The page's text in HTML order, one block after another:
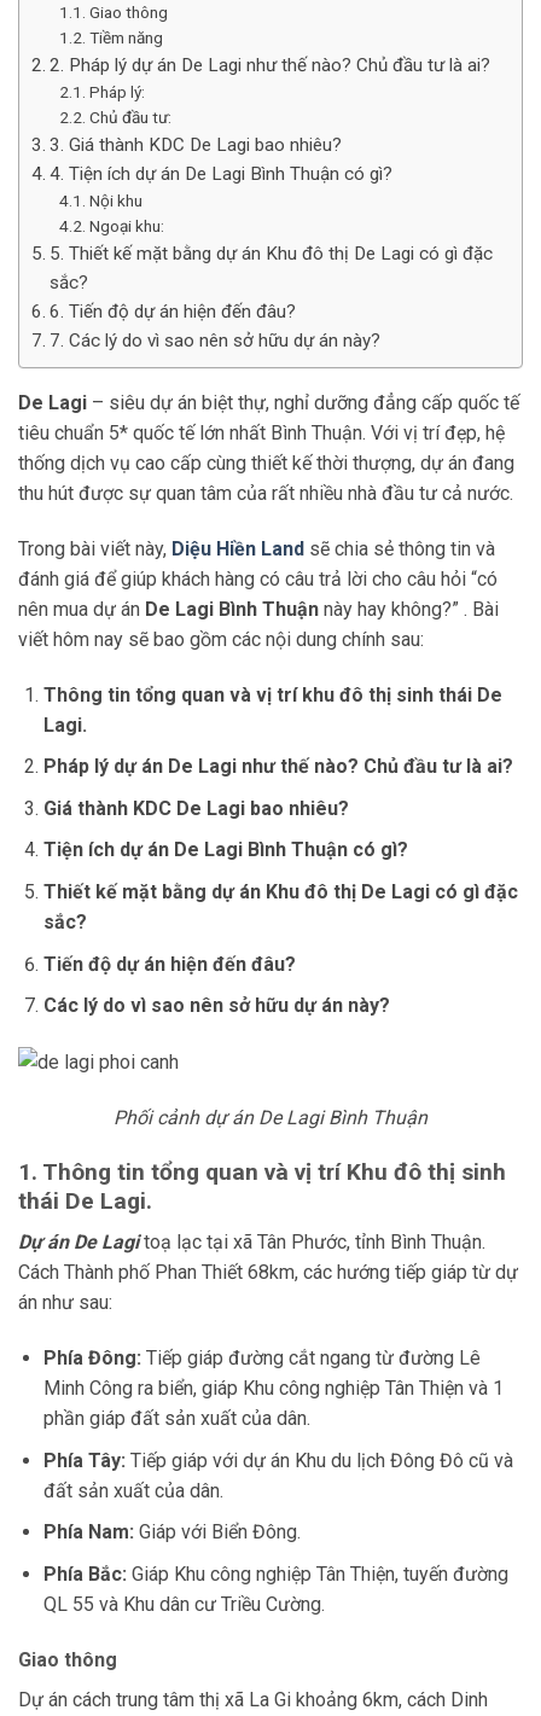
Giao thông
Tiềm năng
2. Pháp lý dự án De Lagi như thế nào? Chủ đầu tư là ai?
Pháp lý:
Chủ đầu tư:
3. Giá thành KDC De Lagi bao nhiêu?
4. Tiện ích dự án De Lagi Bình Thuận có gì?
Nội khu
Ngoại khu:
5. Thiết kế mặt bằng dự án Khu đô thị De Lagi có gì đặc
sắc?
6. Tiến độ dự án hiện đến đâu?
7. Các lý do vì sao nên sở hữu dự án này?
De Lagi – siêu dự án biệt thự, nghỉ dưỡng đẳng cấp quốc tế
tiêu chuẩn 5* quốc tế lớn nhất Bình Thuận. Với vị trí đẹp, hệ
thống dịch vụ cao cấp cùng thiết kế thời thượng, dự án đang
thu hút được sự quan tâm của rất nhiều nhà đầu tư cả nước.
Trong bài viết này, Diệu Hiền Land sẽ chia sẻ thông tin và
đánh giá để giúp khách hàng có câu trả lời cho câu hỏi “có
nên mua dự án De Lagi Bình Thuận này hay không?” . Bài
viết hôm nay sẽ bao gồm các nội dung chính sau:
Thông tin tổng quan và vị trí khu đô thị sinh thái De
Lagi.
Pháp lý dự án De Lagi như thế nào? Chủ đầu tư là ai?
Giá thành KDC De Lagi bao nhiêu?
Tiện ích dự án De Lagi Bình Thuận có gì?
Thiết kế mặt bằng dự án Khu đô thị De Lagi có gì đặc
sắc?
Tiến độ dự án hiện đến đâu?
Các lý do vì sao nên sở hữu dự án này?
Phối cảnh dự án De Lagi Bình Thuận
1. Thông tin tổng quan và vị trí Khu đô thị sinh
thái De Lagi.
Dự án De Lagitoạ lạc tại xã Tân Phước, tỉnh Bình Thuận.
Cách Thành phố Phan Thiết 68km, các hướng tiếp giáp từ dự
án như sau:
Phía Đông: Tiếp giáp đường cắt ngang từ đường Lê
Minh Công ra biển, giáp Khu công nghiệp Tân Thiện và 1
phần giáp đất sản xuất của dân.
Phía Tây: Tiếp giáp với dự án Khu du lịch Đông Đô cũ và
đất sản xuất của dân.
Phía Nam: Giáp với Biển Đông.
Phía Bắc: Giáp Khu công nghiệp Tân Thiện, tuyến đường
QL 55 và Khu dân cư Triều Cường.
Giao thông
Dự án cách trung tâm thị xã La Gi khoảng 6km, cách Dinh